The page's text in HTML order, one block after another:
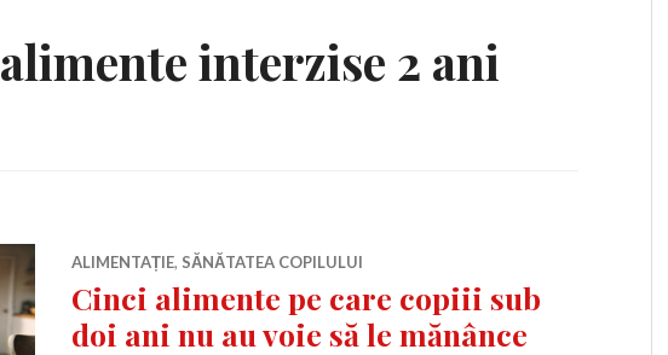
alimente interzise 2 ani
ALIMENTAȚIE, SĂNĂTATEA COPILULUI
Cinci alimente pe care copiii sub
doi ani nu au voie să le mănânce